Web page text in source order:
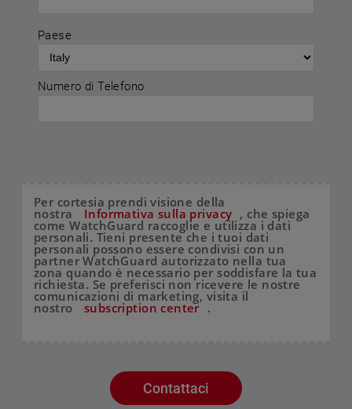
Paese
Numero di Telefono
Per cortesia prendi visione della
nostra Informativa sulla privacy , che spiega
come WatchGuard raccoglie e utilizza i dati
personali. Tieni presente che i tuoi dati
personali possono essere condivisi con un
partner WatchGuard autorizzato nella tua
zona quando è necessario per soddisfare la tua
richiesta. Se preferisci non ricevere le nostre
comunicazioni di marketing, visita il
nostro subscription center .
Contattaci